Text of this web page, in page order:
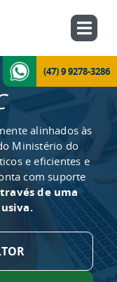
(47) 9 9278-3286
alinhados às
Ministério do
e eficientes e
com suporte
de uma